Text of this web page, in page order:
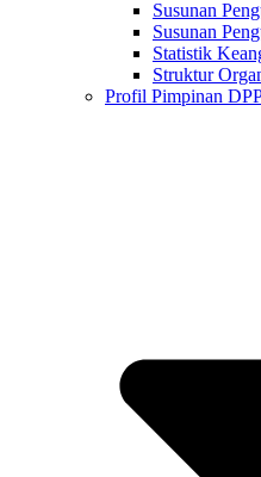
Susunan
Susunan
Statistik
Struktur
Profil Pimpinan